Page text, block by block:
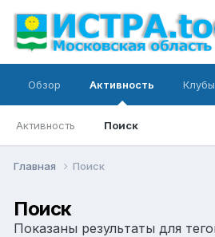
Обзор Активность
Активность Поиск
Клубы
Главная Поиск
Поиск
Показаны результаты для